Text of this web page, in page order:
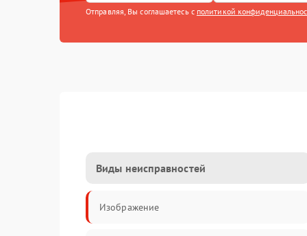
Отправляя, Вы соглашаетесь с политикой
Виды неисправностей
Изображение